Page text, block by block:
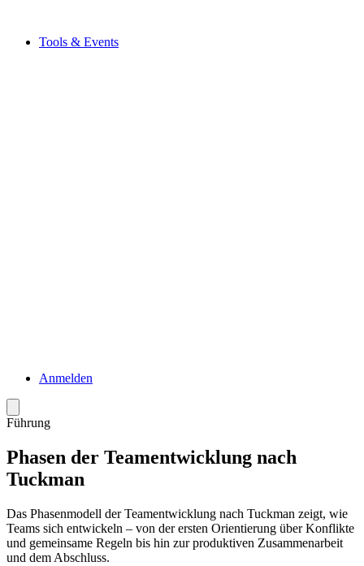
Tools & Events
Anmelden
Führung
Phasen der Teamentwicklung nach
Tuckman
Das Phasenmodell der Teamentwicklung nach Tuckman zeigt, wie
Teams sich entwickeln – von der ersten Orientierung über Konflikte
und gemeinsame Regeln bis hin zur produktiven Zusammenarbeit
und dem Abschluss.